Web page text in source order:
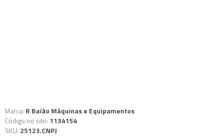
Marca: R Baião Máquinas e Equipamentos
Código no site: 1134154
SKU: 25123.CNPJ